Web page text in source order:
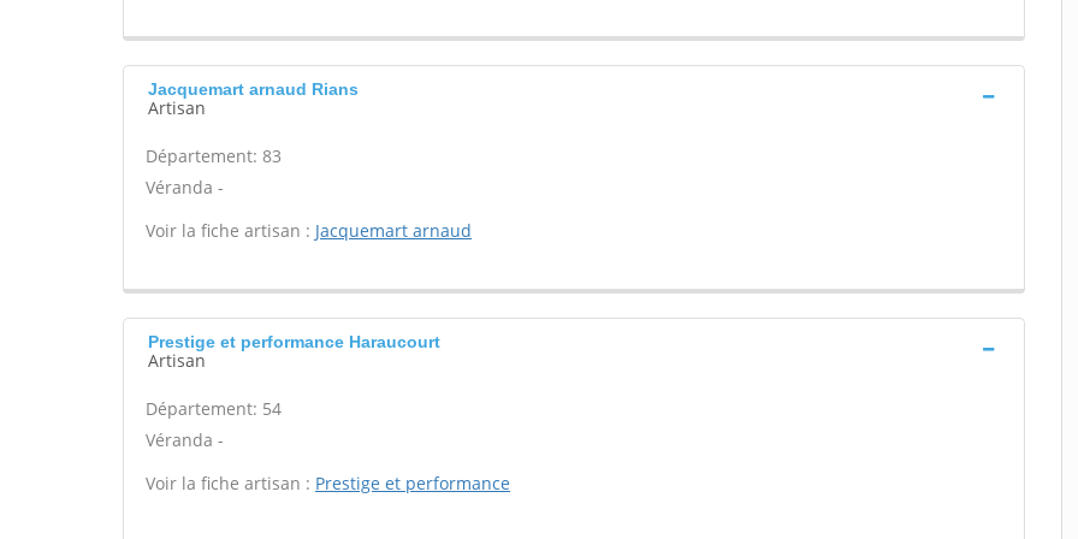
Jacquemart arnaud Rians
Artisan
Département: 83
Véranda -
Voir la fiche artisan : Jacquemart arnaud
Prestige et performance Haraucourt
Artisan
Département: 54
Véranda -
Voir la fiche artisan : Prestige et performance